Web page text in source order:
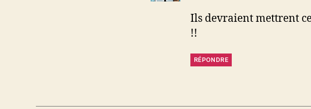
Ils devraient mettrent
!!
RÉPONDRE